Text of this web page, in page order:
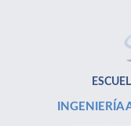
INGENIERÍA